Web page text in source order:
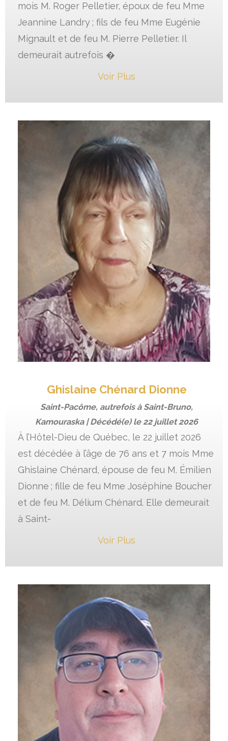
mois M. Roger Pelletier, époux de feu Mme
Jeannine Landry ; fils de feu Mme Eugénie
Mignault et de feu M. Pierre Pelletier. Il
demeurait autrefois �
Voir Plus
Ghislaine Chénard Dionne
Saint-Pacôme, autrefois à Saint-Bruno,
Kamouraska | Décédé(e) le 22 juillet 2026
À l’Hôtel-Dieu de Québec, le 22 juillet 2026
est décédée à l’âge de 76 ans et 7 mois Mme
Ghislaine Chénard, épouse de feu M. Émilien
Dionne ; fille de feu Mme Joséphine Boucher
et de feu M. Délium Chénard. Elle demeurait
à Saint-
Voir Plus